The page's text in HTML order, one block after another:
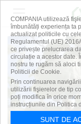
COMPANIA utilizează
îmbunătăți experiența ta
actualizat politicile cu
Regulamentul (UE)
ce privește prelucrarea
circulație a acestor date.
nostru te rugăm să aloci
Politicii de Cookie.
Prin continuarea
utilizării fişierelor de tip
poți modifica în orice
instrucțiunile din Politica
SUNT DE